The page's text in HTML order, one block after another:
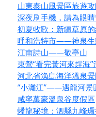
山東泰山風景區旅遊
深夜刷手機，請為眼
初夏牧歌：新疆草原
呼和浩特市——神泉生
江南詩山——敬亭山
東營“看完黃河來趕海
河北省漁島海洋溫泉
“小灕江”——遇龍河景
咸寧萬豪溫泉谷度假區
蟠龍秘境：泗縣九峰